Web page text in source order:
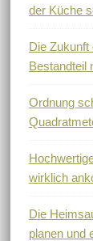
der Küche
Die Zukunft
Bestandteil
Ordnung
wirklich
Die
planen und